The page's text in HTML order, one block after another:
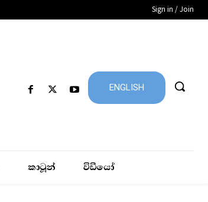
Sign in / Join
ENGLISH
කාටූන් විඩීයෝ